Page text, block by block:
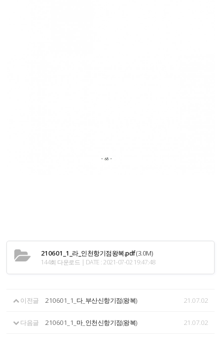
210601_1_라_인천항기점왕복.pdf(3.0M)
144회 다운로드 | DATE : 2021-07-02 19:47:48
이전글 210601_1_다_부산신항기점(왕복) 21.07.02
다음글 210601_1_마_인천신항기점(왕복) 21.07.02